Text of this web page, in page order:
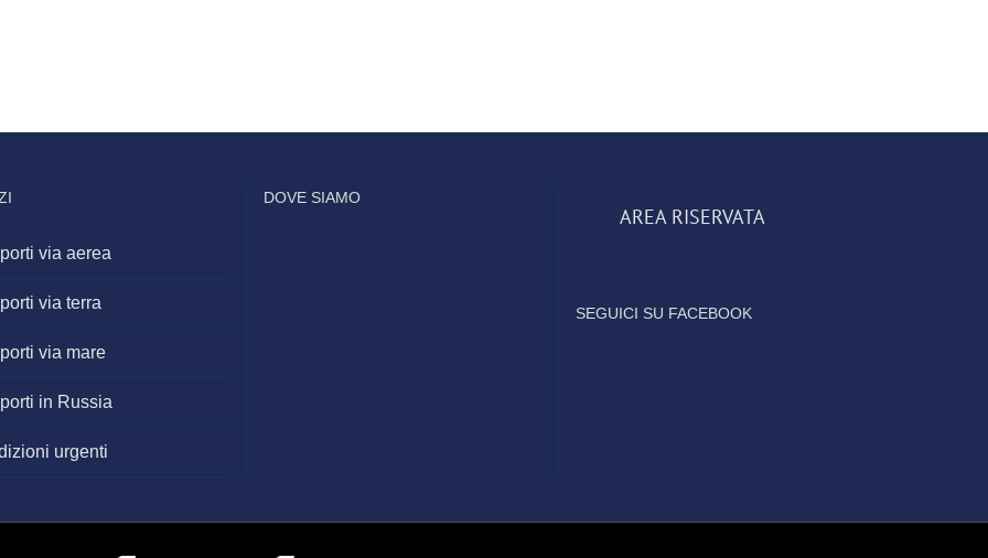
via aerea
via terra
via mare
in Russia
urgenti
DOVE SIAMO
AREA RISERVATA
SEGUICI SU FACEBOOK